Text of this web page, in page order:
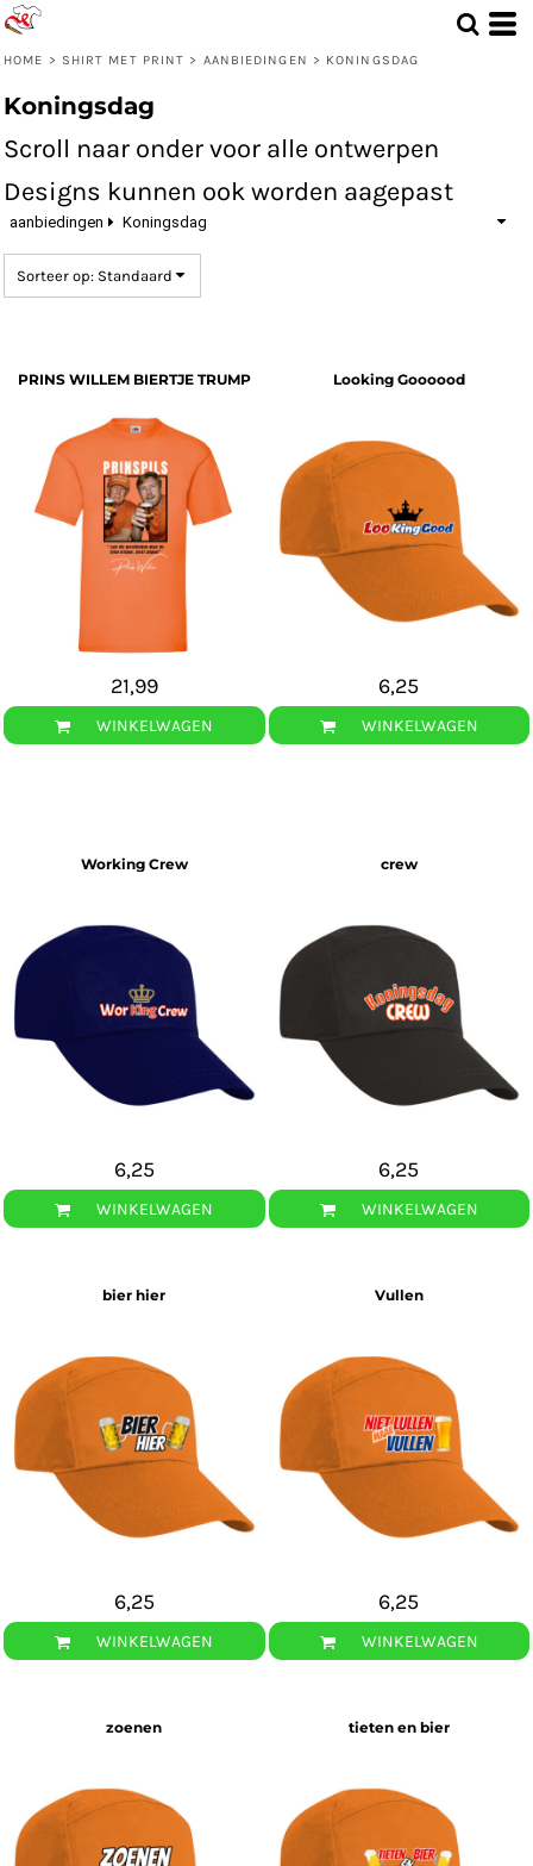
HOME > SHIRT MET PRINT > AANBIEDINGEN > KONINGSDAG
Koningsdag
Scroll naar onder voor alle ontwerpen
Designs kunnen ook worden aagepast
aanbiedingen Koningsdag
Sorteer op: Standaard
PRINS WILLEM BIERTJE TRUMP
21,99
WINKELWAGEN
Looking Goooood
6,25
WINKELWAGEN
Working Crew
6,25
WINKELWAGEN
crew
6,25
WINKELWAGEN
bier hier
6,25
WINKELWAGEN
Vullen
6,25
WINKELWAGEN
zoenen tieten en bier
Standaard
Price: Lowest First
Price: Highest First